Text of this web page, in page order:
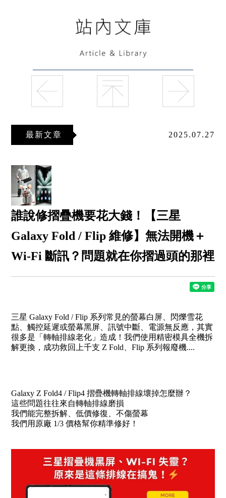
最新文章 2025.07.27
誰說修摺疊機要花大錢！【三星
Galaxy Fold / Flip 維修】無法開機＋
Wi-Fi 斷訊？問題就在你摺過頭的那裡
三星 Galaxy Fold / Flip 系列常見的螢幕白屏、閃爍雪花
點、觸控延遲或螢幕黑屏、訊號中斷、電源無反應，其實
很多是「轉軸排線老化」造成！我們使用精密模具全機拆
解更換，成功救回上千支 Z Fold、Flip 系列報廢機....
Galaxy Z Fold4 / Flip4 摺疊機轉軸排線壞掉怎麼辦？
這些問題往往來自轉軸排線磨損
我們能完整拆解、低價修復、不傷螢幕
我們用原廠 1/3 價格幫你精準修好！